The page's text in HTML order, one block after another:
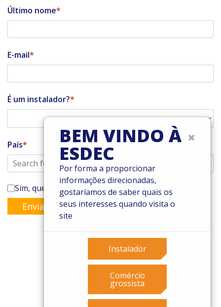
Último nome
E-mail
É um instalador?
País
Sim, quero subscrever a newsletter da Enstall
Enviar
© 2026 Esdec. Todos os direitos reservados
Patentes
Termos e Condições
Condições de garantia
×
BEM VINDO À
ESDEC
Por forma a proporcionar
informações direcionadas,
gostaríamos de saber quais os
seus interesses quando visita o
site
Instalador
Comércio
grossista